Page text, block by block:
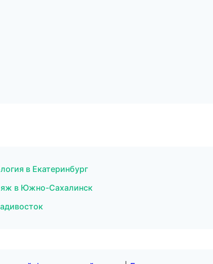
в Екатеринбург
в Южно-Сахалинск